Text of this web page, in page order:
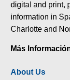
digital and print,
information in
Charlotte and
Más
About Us